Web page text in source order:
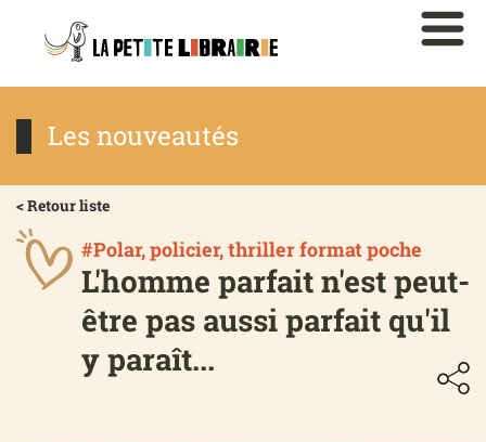
Les nouveautés
< Retour liste
#Polar, policier, thriller format poche
L'homme parfait n'est peut-
être pas aussi parfait qu'il
y paraît...